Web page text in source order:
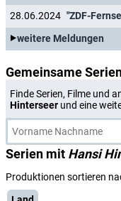
28.06.2024
weitere Meldungen
Gemeinsame
Finde Serien, Filme und
Hinterseer und eine
Serien mit Hansi
Produktionen sortieren